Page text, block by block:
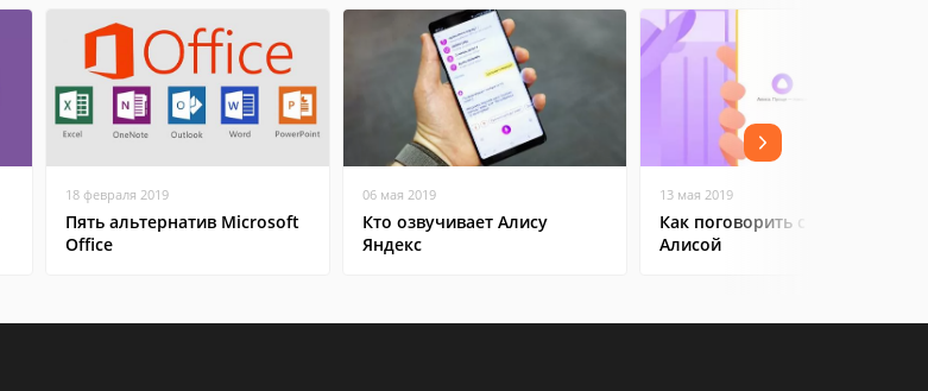
18 февраля 2019
Пять альтернатив Microsoft
Office
06 мая 2019
Кто озвучивает Алису
Яндекс
13 мая 2019
Как поговорить с Яндекс
Алисой